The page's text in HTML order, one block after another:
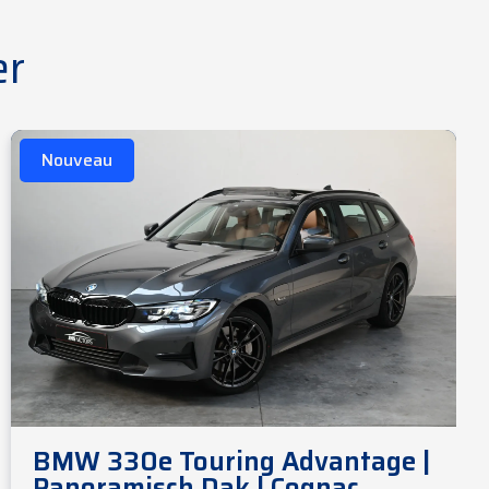
Nouveau
BMW 330e Touring Advantage |